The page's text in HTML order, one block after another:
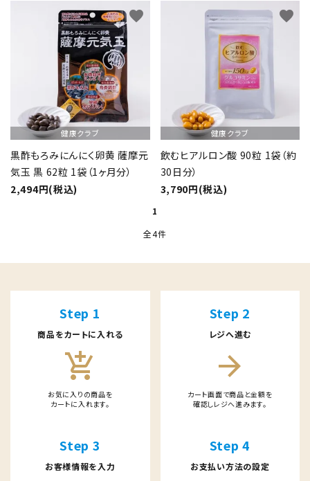
かごかご.jpとは？
よくある質問
お問い合わせ
プライバシーポリシー
特定商取引法について
健康クラブ
黒酢もろみにんにく卵黄 薩摩元
気玉 黒 62粒 1袋（1ヶ月分）
2,494円(税込)
favorite
健康クラブ
飲むヒアルロン酸 90粒 1袋（約
30日分）
3,790円(税込)
favorite
1
全4件
キーワード
カテゴリー
Step 1
商品をカートに入れる
add_shopping_cart
お気に入りの商品を
カートに入れます。
Step 2
レジへ進む
arrow_forward
カート画面で商品と金額を
確認しレジへ進みます。
Step 3
お客様情報を入力
Step 4
お支払い方法の設定